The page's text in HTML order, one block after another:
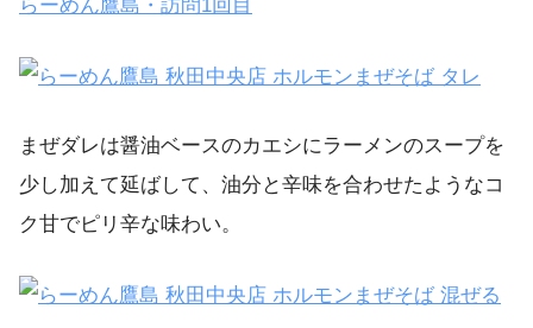
らーめん鷹島・訪問1回目
まぜダレは醤油ベースのカエシにラーメンのスープを
少し加えて延ばして、油分と辛味を合わせたようなコ
ク甘でピリ辛な味わい。